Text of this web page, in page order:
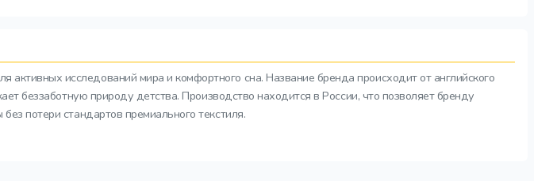
исследований мира и комфортного сна. Название бренда происходит от английского
беззаботную природу детства. Производство находится в России, что позволяет бренду
потери стандартов премиального текстиля.